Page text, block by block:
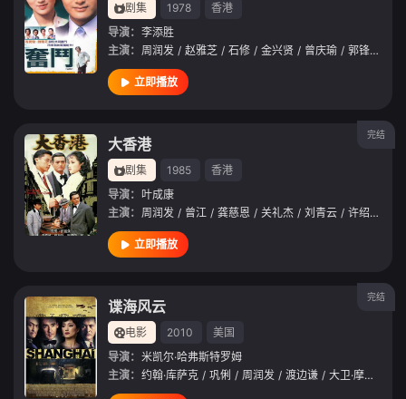
剧集 1978
香港
导演： 李添胜
主演： 周润发 / 赵雅芝 / 石修 / 金兴贤 / 曾庆瑜 / 郭锋 /
立即播放
完结
大香港
剧集 1985
香港
导演： 叶成康
主演： 周润发 / 曾江 / 龚慈恩 / 关礼杰 / 刘青云 / 许绍雄
立即播放
完结
谍海风云
电影 2010
美国
导演： 米凯尔·哈弗斯特罗姆
主演： 约翰·库萨克 / 巩俐 / 周润发 / 渡边谦 / 大卫·摩斯